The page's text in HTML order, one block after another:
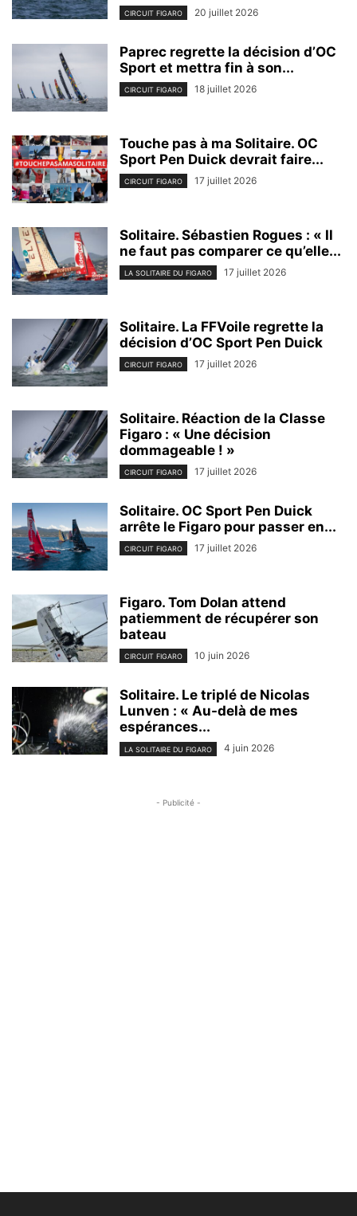
CIRCUIT FIGARO 20 juillet 2026
Paprec regrette la décision d’OC
Sport et mettra fin à son...
CIRCUIT FIGARO 18 juillet 2026
Touche pas à ma Solitaire. OC
Sport Pen Duick devrait faire...
CIRCUIT FIGARO 17 juillet 2026
Solitaire. Sébastien Rogues : « Il
ne faut pas comparer ce qu’elle...
LA SOLITAIRE DU FIGARO 17 juillet 2026
Solitaire. La FFVoile regrette la
décision d’OC Sport Pen Duick
CIRCUIT FIGARO 17 juillet 2026
Solitaire. Réaction de la Classe
Figaro : « Une décision
dommageable ! »
CIRCUIT FIGARO 17 juillet 2026
Solitaire. OC Sport Pen Duick
arrête le Figaro pour passer en...
CIRCUIT FIGARO 17 juillet 2026
Figaro. Tom Dolan attend
patiemment de récupérer son
bateau
CIRCUIT FIGARO 10 juin 2026
Solitaire. Le triplé de Nicolas
Lunven : « Au-delà de mes
espérances...
LA SOLITAIRE DU FIGARO 4 juin 2026
- Publicité -